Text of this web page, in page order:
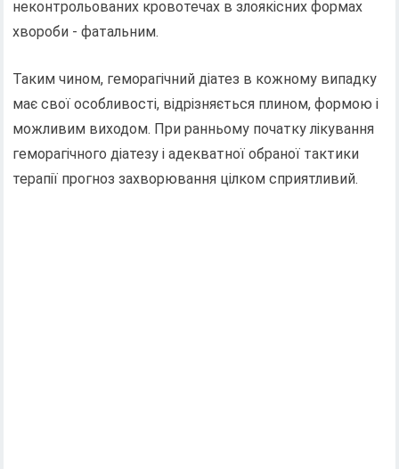
неконтрольованих кровотечах в злоякісних формах
хвороби - фатальним.
Таким чином, геморагічний діатез в кожному випадку
має свої особливості, відрізняється плином, формою і
можливим виходом. При ранньому початку лікування
геморагічного діатезу і адекватної обраної тактики
терапії прогноз захворювання цілком сприятливий.